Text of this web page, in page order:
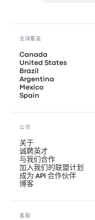
全球覆盖
Canada
United States
Brazil
Argentina
Mexico
Spain
公司
关于
诚聘英才
与我们合作
加入我们的联盟计划
成为 API 合作伙伴
博客
客服